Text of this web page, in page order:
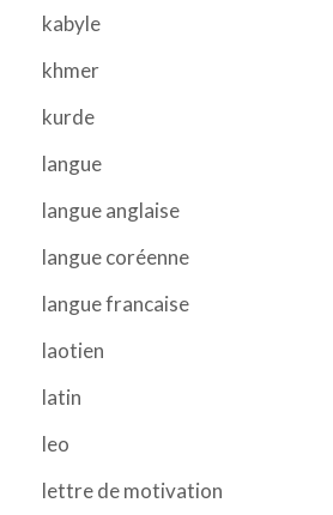
kabyle
khmer
kurde
langue
langue anglaise
langue coréenne
langue francaise
laotien
latin
leo
lettre de motivation